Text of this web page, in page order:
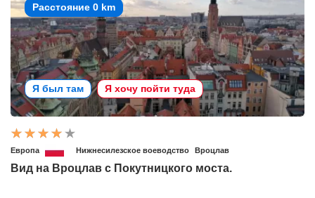
Расстояние 0 km
Я был там Я хочу пойти туда
Европа Нижнесилезское воеводство Вроцлав
Вид на Вроцлав с Покутницкого моста.